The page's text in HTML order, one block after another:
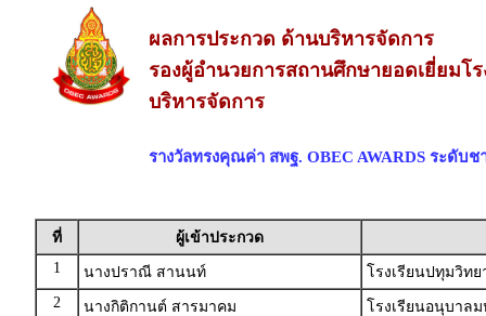
ผลการประกวด ด้านบริหารจัดการ
รองผู้อำนวยการสถานศึกษายอดเยี่ยมโ
บริหารจัดการ
รางวัลทรงคุณค่า สพฐ. OBEC AWARDS ระดับช
ที่
ผู้เข้าประกวด
1
นางปราณี สานนท์
โรงเรียนปทุมวิท
2
นางกิติกานต์ สารมาคม
โรงเรียนอนุบาล